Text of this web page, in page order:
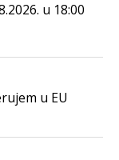
u 18:00
u EU